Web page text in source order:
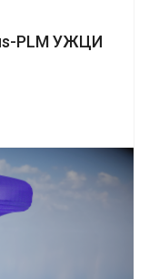
PLM УЖЦИ